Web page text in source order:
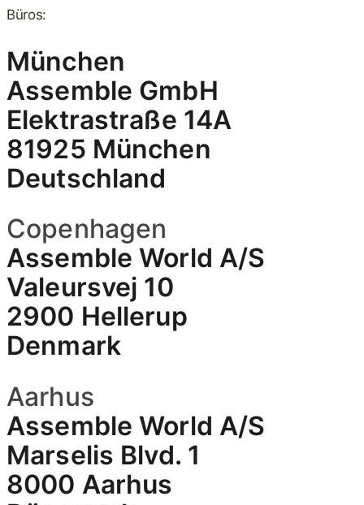
Büros:
München
Assemble GmbH
Elektrastraße 14A
81925 München
Deutschland
Copenhagen
Assemble World A/S
Valeursvej 10
2900 Hellerup
Denmark
Aarhus
Assemble World A/S
Marselis Blvd. 1
8000 Aarhus